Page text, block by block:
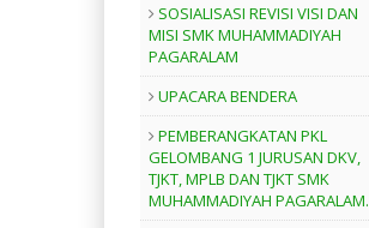
SOSIALISASI REVISI VISI DAN
MISI SMK MUHAMMADIYAH
PAGARALAM
UPACARA BENDERA
PEMBERANGKATAN PKL
GELOMBANG 1 JURUSAN DKV,
TJKT, MPLB DAN TJKT SMK
MUHAMMADIYAH PAGARALAM.